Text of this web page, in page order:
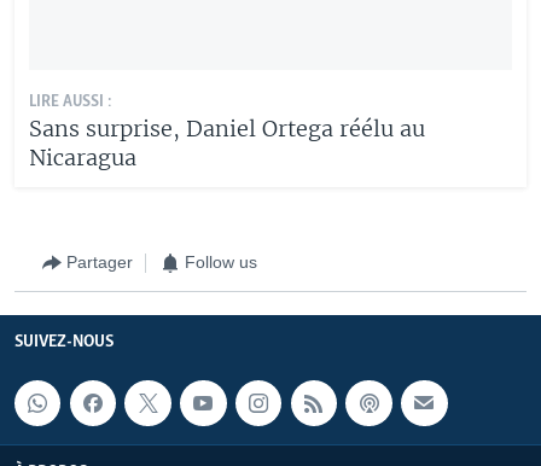
LIRE AUSSI :
Sans surprise, Daniel Ortega réélu au
Nicaragua
Partager Follow us
SUIVEZ-NOUS